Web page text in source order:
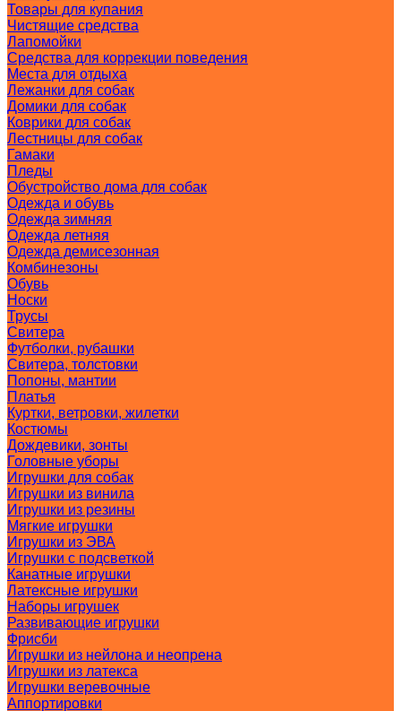
Товары для купания
Чистящие средства
Лапомойки
Средства для коррекции поведения
Места для отдыха
Лежанки для собак
Домики для собак
Коврики для собак
Лестницы для собак
Гамаки
Пледы
Обустройство дома для собак
Одежда и обувь
Одежда зимняя
Одежда летняя
Одежда демисезонная
Комбинезоны
Обувь
Носки
Трусы
Свитера
Футболки, рубашки
Свитера, толстовки
Попоны, мантии
Платья
Куртки, ветровки, жилетки
Костюмы
Дождевики, зонты
Головные уборы
Игрушки для собак
Игрушки из винила
Игрушки из резины
Мягкие игрушки
Игрушки из ЭВА
Игрушки с подсветкой
Канатные игрушки
Латексные игрушки
Наборы игрушек
Развивающие игрушки
Фрисби
Игрушки из нейлона и неопрена
Игрушки из латекса
Игрушки веревочные
Аппортировки